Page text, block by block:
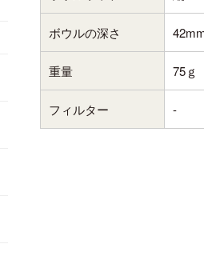
ボウルの深さ
重量 75ｇ
フィルター -